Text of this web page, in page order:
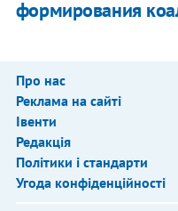
формирования
Про нас
Реклама на сайті
Івенти
Редакція
Політики і стандарти
Угода конфіденційності